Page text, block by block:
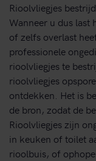
Rioolvliegjes
Wanneer u dus last
of zelfs overlast
professionele
rioolvliegjes te
rioolvliegjes
ontdekken. Het is
de bron, zodat de
Rioolvliegjes zijn
in keuken of toilet
rioolbuis, of